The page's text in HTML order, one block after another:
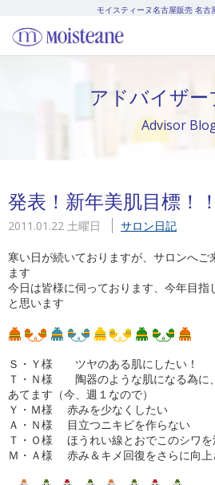
モイスティーヌ名古屋販売 名古
アドバイザ
Advisor
発表！新年美肌目標！！
2011.01.22 土曜日 サロン日記
寒い日が続いておりますが、サロンへご
ます
今日は皆様に伺っております、今年目指
と思います
Ｓ・Ｙ様 ツヤのある肌にしたい！
Ｔ・Ｎ様 陶器のような肌になる為に
あてます（今、週１なので）
Ｙ・Ｍ様 赤みを少なくしたい
Ａ・Ｎ様 目立つニキビを作らない
Ｔ・Ｏ様 ほうれい線とおでこのシワを
Ｍ・Ａ様 赤み＆キメ回復をさらに向上